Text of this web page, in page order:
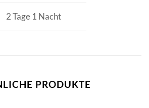
2 Tage 1 Nacht
PRODUKTE